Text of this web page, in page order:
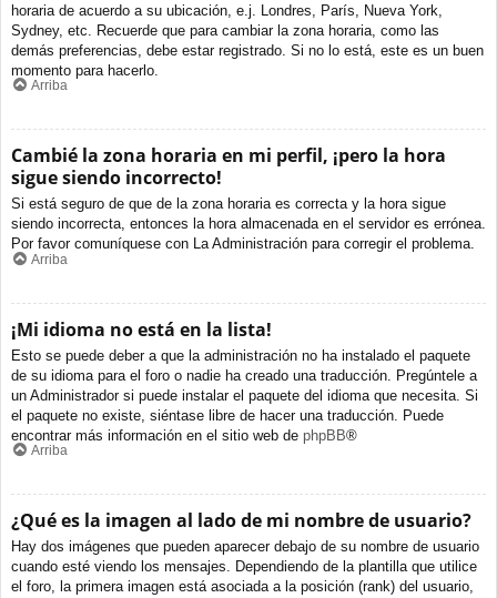
horaria de acuerdo a su ubicación, e.j. Londres, París, Nueva York,
Sydney, etc. Recuerde que para cambiar la zona horaria, como las
demás preferencias, debe estar registrado. Si no lo está, este es un buen
momento para hacerlo.
Arriba
Cambié la zona horaria en mi perfil, ¡pero la hora
sigue siendo incorrecto!
Si está seguro de que de la zona horaria es correcta y la hora sigue
siendo incorrecta, entonces la hora almacenada en el servidor es errónea.
Por favor comuníquese con La Administración para corregir el problema.
Arriba
¡Mi idioma no está en la lista!
Esto se puede deber a que la administración no ha instalado el paquete
de su idioma para el foro o nadie ha creado una traducción. Pregúntele a
un Administrador si puede instalar el paquete del idioma que necesita. Si
el paquete no existe, siéntase libre de hacer una traducción. Puede
encontrar más información en el sitio web de phpBB®
Arriba
¿Qué es la imagen al lado de mi nombre de usuario?
Hay dos imágenes que pueden aparecer debajo de su nombre de usuario
cuando esté viendo los mensajes. Dependiendo de la plantilla que utilice
el foro, la primera imagen está asociada a la posición (rank) del usuario,